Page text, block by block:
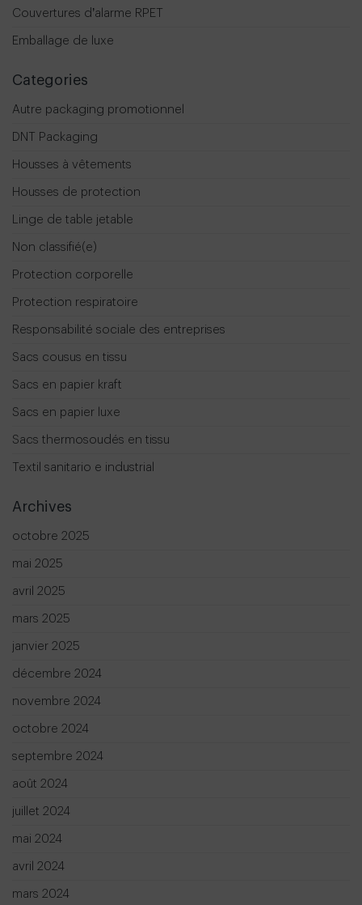
Couvertures d’alarme RPET
Emballage de luxe
Categories
Autre packaging promotionnel
DNT Packaging
Housses à vêtements
Housses de protection
Linge de table jetable
Non classifié(e)
Protection corporelle
Protection respiratoire
Responsabilité sociale des entreprises
Sacs cousus en tissu
Sacs en papier kraft
Sacs en papier luxe
Sacs thermosoudés en tissu
Textil sanitario e industrial
Archives
octobre 2025
mai 2025
avril 2025
mars 2025
janvier 2025
décembre 2024
novembre 2024
octobre 2024
septembre 2024
août 2024
juillet 2024
mai 2024
avril 2024
mars 2024